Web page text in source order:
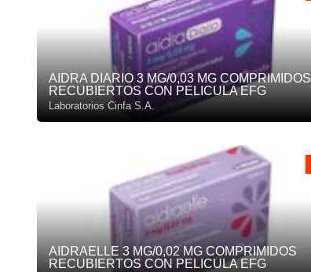
AIDRA DIARIO 3 MG/0,03 MG COMPRIMIDOS
RECUBIERTOS CON PELICULA EFG
Laboratorios Cinfa S.A.
AIDRAELLE 3 MG/0,02 MG COMPRIMIDOS
RECUBIERTOS CON PELICULA EFG